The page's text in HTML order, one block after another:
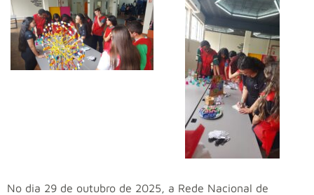
No dia 29 de outubro de 2025, a Rede Nacional de